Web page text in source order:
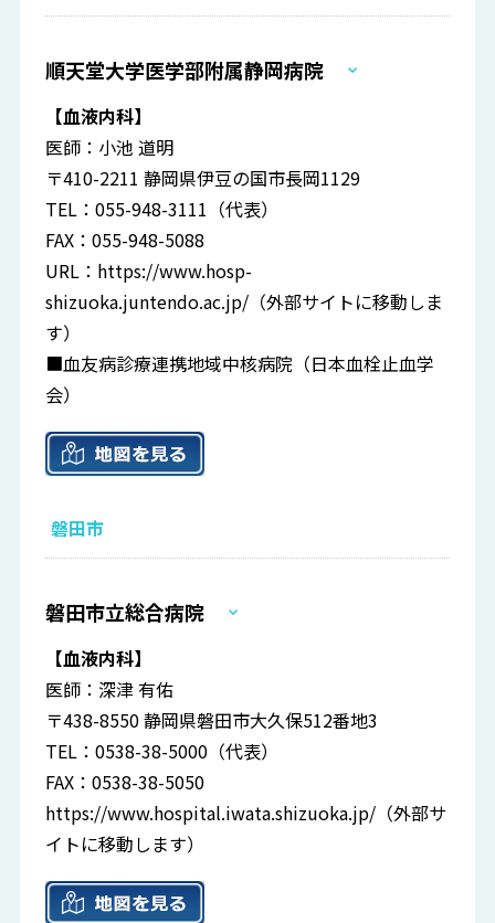
順天堂大学医学部附属静岡病院
【血液内科】
医師：小池 道明
〒410-2211 静岡県伊豆の国市長岡1129
TEL：055-948-3111（代表）
FAX：055-948-5088
URL： https://www.hosp-
shizuoka.juntendo.ac.jp/ （外部サイトに移動しま
す）
■血友病診療連携地域中核病院（日本血栓止血学
会）
磐田市
磐田市立総合病院
【血液内科】
医師：深津 有佑
〒438-8550 静岡県磐田市大久保512番地3
TEL：0538-38-5000（代表）
FAX：0538-38-5050
https://www.hospital.iwata.shizuoka.jp/ （外部サ
イトに移動します）